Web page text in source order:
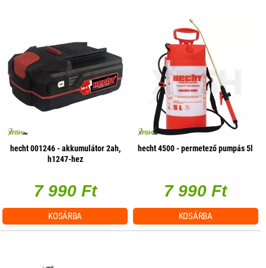
hecht 001246 - akkumulátor 2ah,
h1247-hez
7 990 Ft
KOSÁRBA
hecht 4500 - permetező pumpás 5l
7 990 Ft
KOSÁRBA